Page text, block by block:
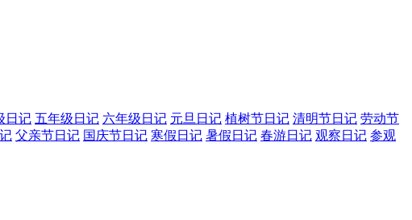
日记 五年级日记 六年级日记 元旦日记 植树节日记 清明节日记 劳动节
父亲节日记 国庆节日记 寒假日记 暑假日记 春游日记 观察日记 参观